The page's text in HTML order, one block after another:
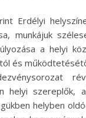
Erdélyi
munkájuk
a helyi
és
helyi szereplők,
helyben